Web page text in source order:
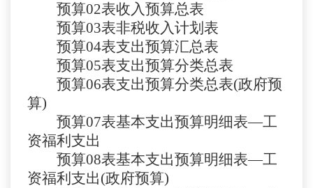
预算02表收入预算总表
预算03表非税收入计划表
预算04表支出预算汇总表
预算05表支出预算分类总表
预算06表支出预算分类总表(政府预
算)
预算07表基本支出预算明细表—工
资福利支出
预算08表基本支出预算明细表—工
资福利支出(政府预算)